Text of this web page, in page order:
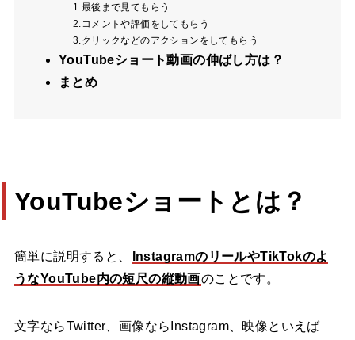
1.最後まで見てもらう
2.コメントや評価をしてもらう
3.クリックなどのアクションをしてもらう
YouTubeショート動画の伸ばし方は？
まとめ
YouTubeショートとは？
簡単に説明すると、
InstagramのリールやTikTokのよ
うなYouTube内の短尺の縦動画のことです。
文字ならTwitter、画像ならInstagram、映像といえば